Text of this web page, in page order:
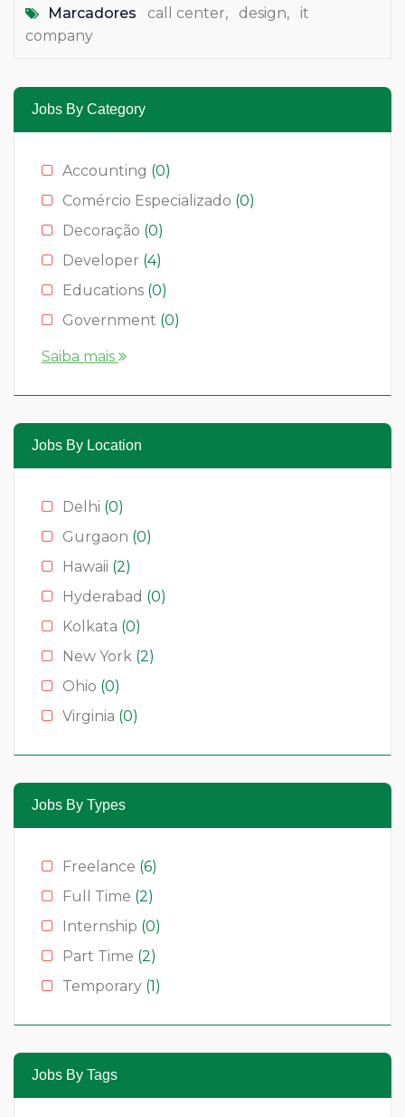
Marcadores call center, design,
it
company
Jobs By Category
Accounting (0)
Comércio Especializado (0)
Decoração (0)
Developer (4)
Educations (0)
Government (0)
Hotelaria
Moda(0)
Restauração(0)
Restaurants
Serviços
(0)
Technology
Saiba mais
Jobs By Location
Delhi (0)
Gurgaon (0)
Hawaii (2)
Hyderabad (0)
Kolkata (0)
New York (2)
Ohio (0)
Virginia (0)
Jobs By Types
Freelance (6)
Full Time (2)
Internship (0)
Part Time (2)
Temporary (1)
Jobs By Tags